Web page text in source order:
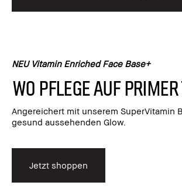
NEU Vitamin Enriched Face Base+
Wo Pflege auf
Angereichert mit unserem SuperVitamin
gesund aussehenden Glow.
Jetzt shoppen